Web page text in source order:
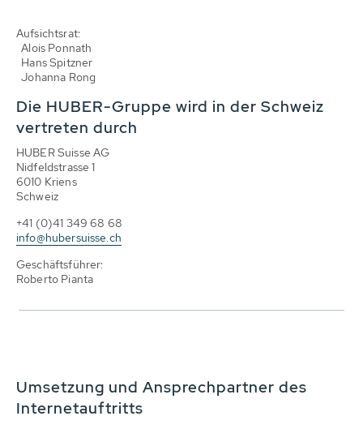
Aufsichtsrat:
Alois Ponnath
Hans Spitzner
Johanna Rong
Die HUBER-Gruppe wird in der Schweiz
vertreten durch
HUBER Suisse AG
Nidfeldstrasse 1
6010 Kriens
Schweiz
+41 (0)41 349 68 68
info@hubersuisse.ch
Geschäftsführer:
Roberto Pianta
Umsetzung und Ansprechpartner des
Internetauftritts